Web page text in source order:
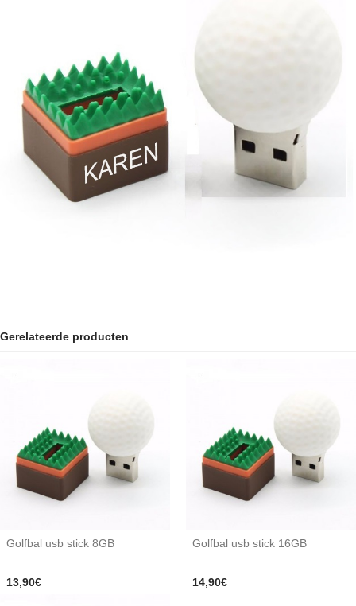
Gerelateerde producten
Golfbal usb stick 8GB
13,90€
Golfbal usb stick 16GB
14,90€